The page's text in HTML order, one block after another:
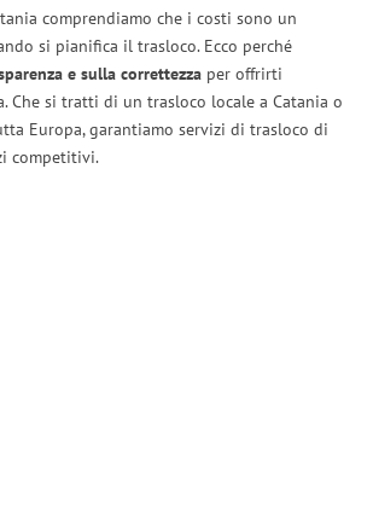
comprendiamo che i costi sono un
si pianifica il trasloco. Ecco perché
e sulla correttezza per offrirti
Che si tratti di un trasloco locale a Catania o
Europa, garantiamo servizi di trasloco di
competitivi.